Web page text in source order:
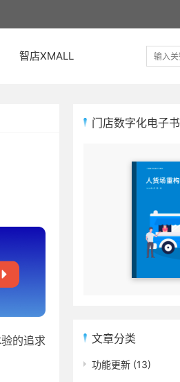
智店XMALL
的追求
门店数字化电子书
文章分类
功能更新 (13)